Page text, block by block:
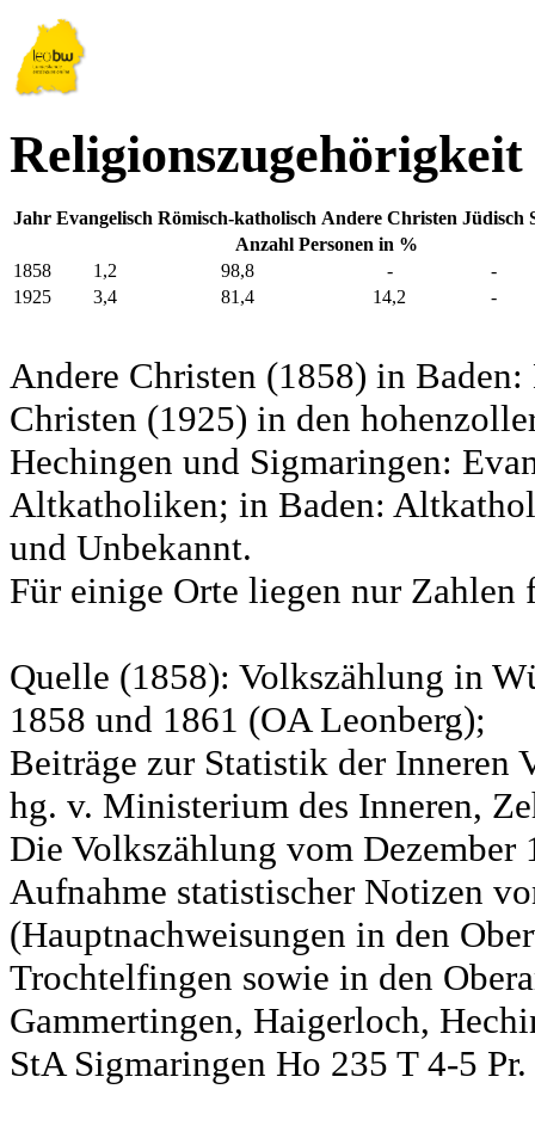
Jahr Evangelisch Römisch-katholisch Andere Christen Jüdisch
Anzahl Personen in %
1858
1,2 98,8 -
-
1925
3,4 81,4 14,2 -
Andere Christen (1858) in
Christen (1925) in den
Hechingen und Sigmaringen:
Altkatholiken; in Baden:
und Unbekannt.
Für einige Orte liegen nur Zahlen
Quelle (1858): Volkszählung in
1858 und 1861 (OA Leonberg);
Beiträge zur Statistik der Inneren
hg. v. Ministerium des Inneren,
Die Volkszählung vom
Aufnahme statistischer Notizen
(Hauptnachweisungen in den
Trochtelfingen sowie in den
Gammertingen, Haigerloch,
StA Sigmaringen Ho 235 T 4-5